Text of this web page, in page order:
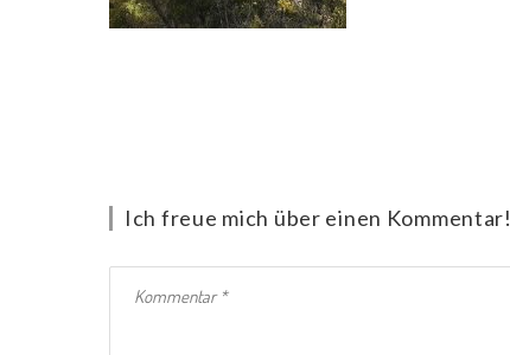
Ich freue mich über einen Kommentar!